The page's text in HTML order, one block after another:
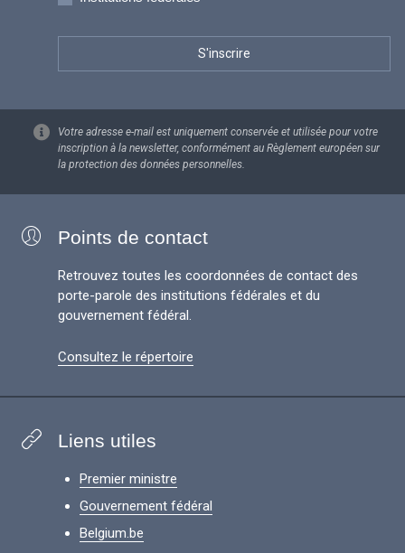
Votre adresse e-mail est uniquement conservée et utilisée pour votre
inscription à la newsletter, conformément au Règlement européen sur
la protection des données personnelles.
Points de contact
Retrouvez toutes les coordonnées de contact des
porte-parole des institutions fédérales et du
gouvernement fédéral.
Consultez le répertoire
Liens utiles
Premier ministre
Gouvernement fédéral
Belgium.be